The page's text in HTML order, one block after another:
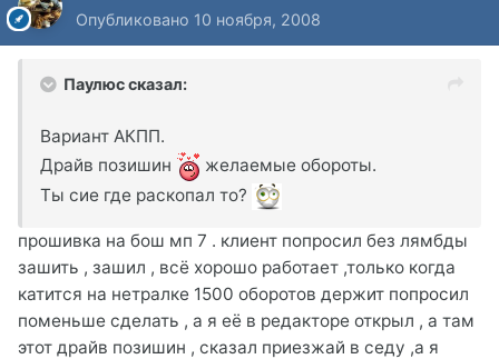
Опубликовано 10 ноября, 2008
Паулюс сказал:
Вариант АКПП.
Драйв позишин
желаемые обороты.
Ты сие где раскопал то?
прошивка на бош мп 7 . клиент попросил без лямбды
зашить , зашил , всё хорошо работает ,только когда
катится на нетралке 1500 оборотов держит попросил
поменьше сделать , а я её в редакторе открыл , а там
этот драйв позишин , сказал приезжай в седу ,а я